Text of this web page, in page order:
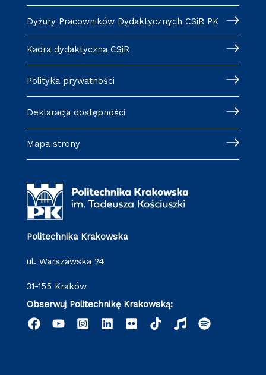
Dyżury Pracowników Dydaktycznych CSiR PK
Kadra dydaktyczna CSiR
Polityka prywatności
Deklaracja dostępności
Mapa strony
Politechnika Krakowska
ul. Warszawska 24
31-155 Kraków
Obserwuj Politechnikę Krakowską: